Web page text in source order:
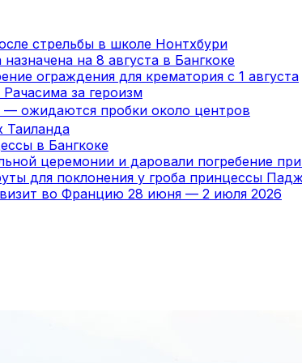
стрельбы в школе Нонтхбури
на 8 августа в Бангкоке
ограждения для крематория с 1 августа
за героизм
— ожидаются пробки около центров
Таиланда
в Бангкоке
церемонии и даровали погребение
для поклонения у гроба принцессы
во Францию 28 июня — 2 июля 2026